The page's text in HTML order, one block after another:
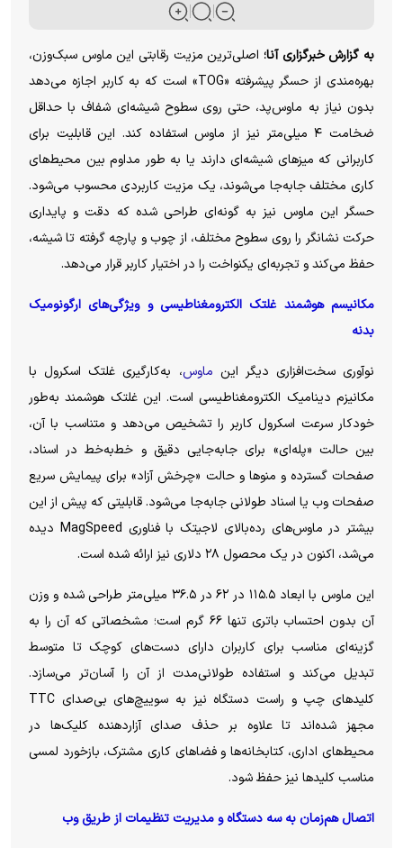
به گزارش خبرگزاری آنا؛ اصلی‌ترین مزیت رقابتی این ماوس سبک‌وزن،
بهره‌مندی از حسگر پیشرفته «TOG» است که به کاربر اجازه می‌دهد
بدون نیاز به ماوس‌پد، حتی روی سطوح شیشه‌ای شفاف با حداقل
ضخامت ۴ میلی‌متر نیز از ماوس استفاده کند. این قابلیت برای
کاربرانی که میز‌های شیشه‌ای دارند یا به طور مداوم بین محیط‌های
کاری مختلف جابه‌جا می‌شوند، یک مزیت کاربردی محسوب می‌شود.
حسگر این ماوس نیز به گونه‌ای طراحی شده که دقت و پایداری
حرکت نشانگر را روی سطوح مختلف، از چوب و پارچه گرفته تا شیشه،
حفظ می‌کند و تجربه‌ای یکنواخت را در اختیار کاربر قرار می‌دهد.
مکانیسم هوشمند غلتک الکترومغناطیسی و ویژگی‌های ارگونومیک
بدنه
نوآوری سخت‌افزاری دیگر این ماوس، به‌کارگیری غلتک اسکرول با
مکانیزم دینامیک الکترومغناطیسی است. این غلتک هوشمند به‌طور
خودکار سرعت اسکرول کاربر را تشخیص می‌دهد و متناسب با آن،
بین حالت «پله‌ای» برای جابه‌جایی دقیق و خط‌به‌خط در اسناد،
صفحات گسترده و منو‌ها و حالت «چرخش آزاد» برای پیمایش سریع
صفحات وب یا اسناد طولانی جابه‌جا می‌شود. قابلیتی که پیش از این
بیشتر در ماوس‌های رده‌بالای لاجیتک با فناوری MagSpeed دیده
می‌شد، اکنون در یک محصول ۲۸ دلاری نیز ارائه شده است.
این ماوس با ابعاد ۱۱۵.۵ در ۶۲ در ۳۶.۵ میلی‌متر طراحی شده و وزن
آن بدون احتساب باتری تنها ۶۶ گرم است؛ مشخصاتی که آن را به
گزینه‌ای مناسب برای کاربران دارای دست‌های کوچک تا متوسط
تبدیل می‌کند و استفاده طولانی‌مدت از آن را آسان‌تر می‌سازد.
کلید‌های چپ و راست دستگاه نیز به سوییچ‌های بی‌صدای TTC
مجهز شده‌اند تا علاوه بر حذف صدای آزاردهنده کلیک‌ها در
محیط‌های اداری، کتابخانه‌ها و فضا‌های کاری مشترک، بازخورد لمسی
مناسب کلید‌ها نیز حفظ شود.
اتصال هم‌زمان به سه دستگاه و مدیریت تنظیمات از طریق وب